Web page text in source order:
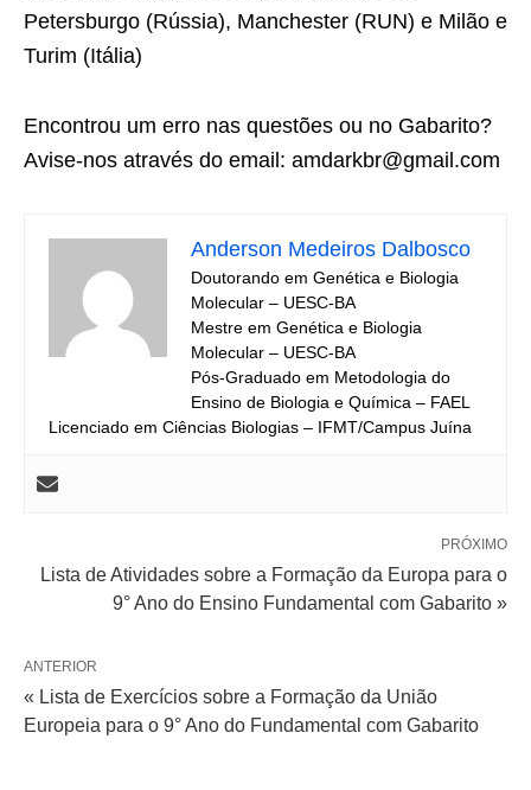
Petersburgo (Rússia), Manchester (RUN) e Milão e
Turim (Itália)
Encontrou um erro nas questões ou no Gabarito?
Avise-nos através do email: amdarkbr@gmail.com
Anderson Medeiros Dalbosco
Doutorando em Genética e Biologia
Molecular – UESC-BA
Mestre em Genética e Biologia
Molecular – UESC-BA
Pós-Graduado em Metodologia do
Ensino de Biologia e Química – FAEL
Licenciado em Ciências Biologias – IFMT/Campus Juína
PRÓXIMO
Lista de Atividades sobre a Formação da Europa para o
9° Ano do Ensino Fundamental com Gabarito »
ANTERIOR
« Lista de Exercícios sobre a Formação da União
Europeia para o 9° Ano do Fundamental com Gabarito